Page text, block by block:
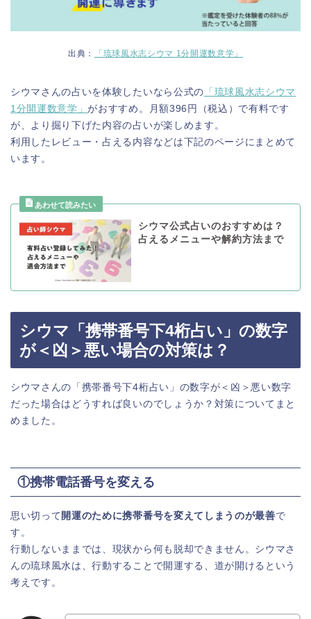
出典： 「琉球風水志シウマ 1分開運数意学」
シウマさんの占いを体験したいなら公式の 「琉球風水志シウマ
1分開運数意学」がおすすめ。月額396円（税込）で有料です
が、より掘り下げた内容の占いが楽しめます。
利用したレビュー・占える内容などは下記のページにまとめて
います。
シウマ公式占いのおすすめは？
占えるメニューや解約方法まで
シウマ「携帯番号下4桁占い」の数字
が＜凶＞悪い場合の対策は？
シウマさんの「携帯番号下4桁占い」の数字が＜凶＞悪い数字
だった場合はどうすれば良いのでしょうか？対策についてまと
めました。
①携帯電話番号を変える
思い切って 開運のために携帯番号を変えてしまうのが最善で
す。
行動しないままでは、現状から何も脱却できません。シウマさ
んの琉球風水は、行動することで開運する、道が開けるという
考えです。